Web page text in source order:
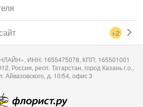
+2
ИНН: 1655475078, КПП: 165501001
Россия, респ. Татарстан, город Казань г.о.,
Айвазовского, д. 10/54, офис 3